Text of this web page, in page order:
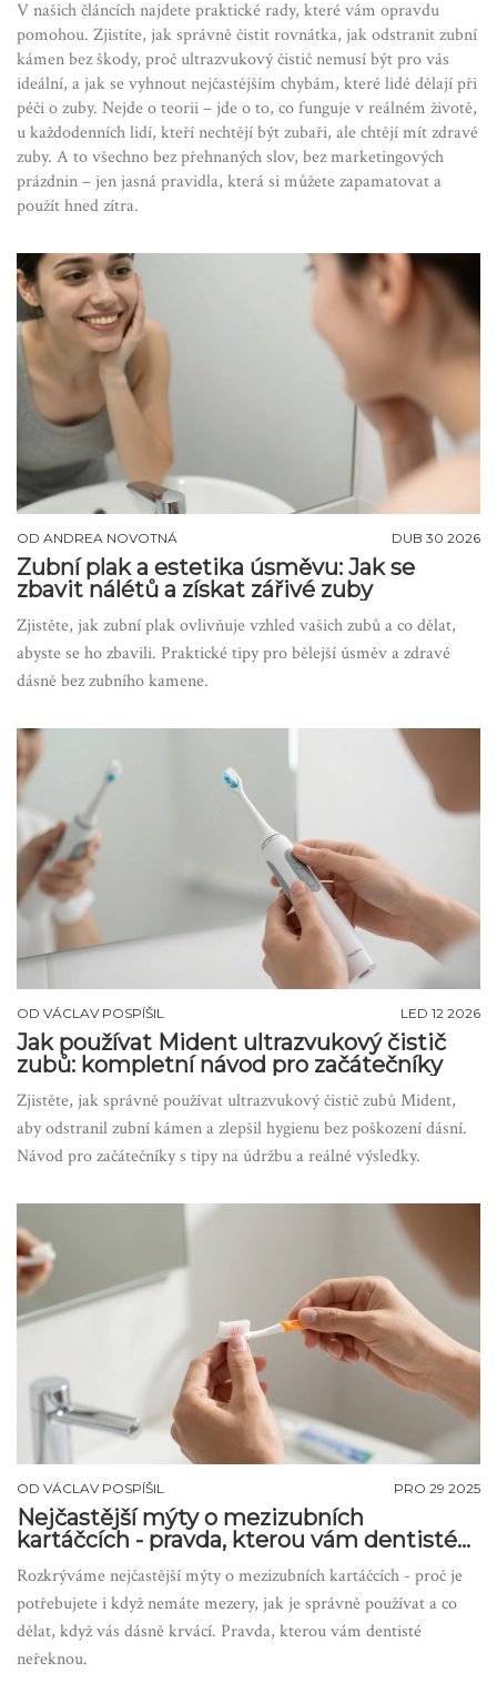
V našich článcích najdete praktické rady, které vám opravdu
pomohou. Zjistíte, jak správně čistit rovnátka, jak odstranit zubní
kámen bez škody, proč ultrazvukový čistič nemusí být pro vás
ideální, a jak se vyhnout nejčastějším chybám, které lidé dělají při
péči o zuby. Nejde o teorii – jde o to, co funguje v reálném životě,
u každodenních lidí, kteří nechtějí být zubaři, ale chtějí mít zdravé
zuby. A to všechno bez přehnaných slov, bez marketingových
prázdnin – jen jasná pravidla, která si můžete zapamatovat a
použít hned zítra.
OD ANDREA NOVOTNÁ DUB 30 2026
Zubní plak a estetika úsměvu: Jak se
zbavit nálétů a získat zářivé zuby
Zjistěte, jak zubní plak ovlivňuje vzhled vašich zubů a co dělat,
abyste se ho zbavili. Praktické tipy pro bělejší úsměv a zdravé
dásně bez zubního kamene.
OD VÁCLAV POSPÍŠIL LED 12 2026
Jak používat Mident ultrazvukový čistič
zubů: kompletní návod pro začátečníky
Zjistěte, jak správně používat ultrazvukový čistič zubů Mident,
aby odstranil zubní kámen a zlepšil hygienu bez poškození dásní.
Návod pro začátečníky s tipy na údržbu a reálné výsledky.
OD VÁCLAV POSPÍŠIL PRO 29 2025
Nejčastější mýty o mezizubních
kartáčcích - pravda, kterou vám dentisté
neřeknou
Rozkrýváme nejčastější mýty o mezizubních kartáčcích - proč je
potřebujete i když nemáte mezery, jak je správně používat a co
dělat, když vás dásně krvácí. Pravda, kterou vám dentisté
neřeknou.